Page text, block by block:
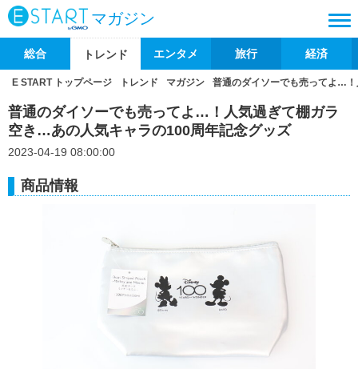
マガジン
総合 トレンド エンタメ 旅行 経済
E START トップページ トレンド マガジン 普通のダイソーでも売ってよ…
普通のダイソーでも売ってよ…！人気過ぎて棚ガラ
空き…あの人気キャラの100周年記念グッズ
2023-04-19 08:00:00
商品情報